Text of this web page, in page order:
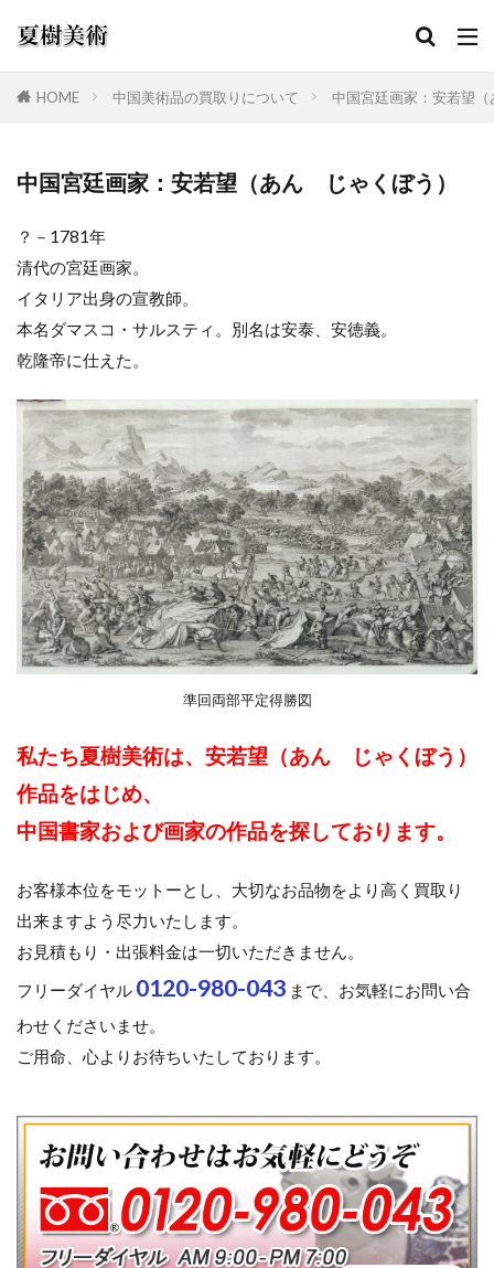
HOME 中国美術品の買取りについて 中国宮廷画家：安若望
中国宮廷画家：安若望（あん じゃくぼう）
？－1781年
清代の宮廷画家。
イタリア出身の宣教師。
本名ダマスコ・サルスティ。別名は安泰、安徳義。
乾隆帝に仕えた。
準回両部平定得勝図
私たち夏樹美術は、安若望（あん じゃくぼう）
作品をはじめ、
中国書家および画家の作品を探しております。
お客様本位をモットーとし、大切なお品物をより高く買取り
出来ますよう尽力いたします。
お見積もり・出張料金は一切いただきません。
フリーダイヤル 0120-980-043 まで、お気軽にお問い合
わせくださいませ。
ご用命、心よりお待ちいたしております。
カテゴリー